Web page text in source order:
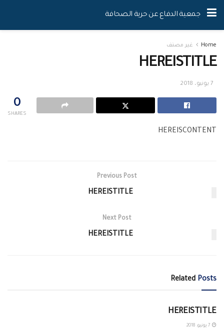
جمعية الدفاع عن حرية الصحافة
Home غير مصنف
HEREISTITLE
7 يونيو، 2018
0
SHARES
HEREISCONTENT
Previous Post
HEREISTITLE
Next Post
HEREISTITLE
Related Posts
HEREISTITLE